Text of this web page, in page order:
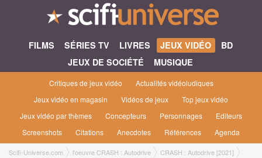
FILMS SÉRIES TV LIVRES JEUX VIDÉO
BD
JEUX DE SOCIÉTÉ
MUSIQUE
Critiques de jeux vidéo
Actualités vidéoludiques
Jeux vidéo en magasin
Vidéos de jeux
Top jeux vidéo
Jeux vidéo par thèmes
Concepteurs Personnages
Editeurs
Screenshots
Citations Anecdotes Références Agenda
Scifi-Universe.com l'oeuvre CRASH : Autodrive
CRASH : Autodrive [2021]